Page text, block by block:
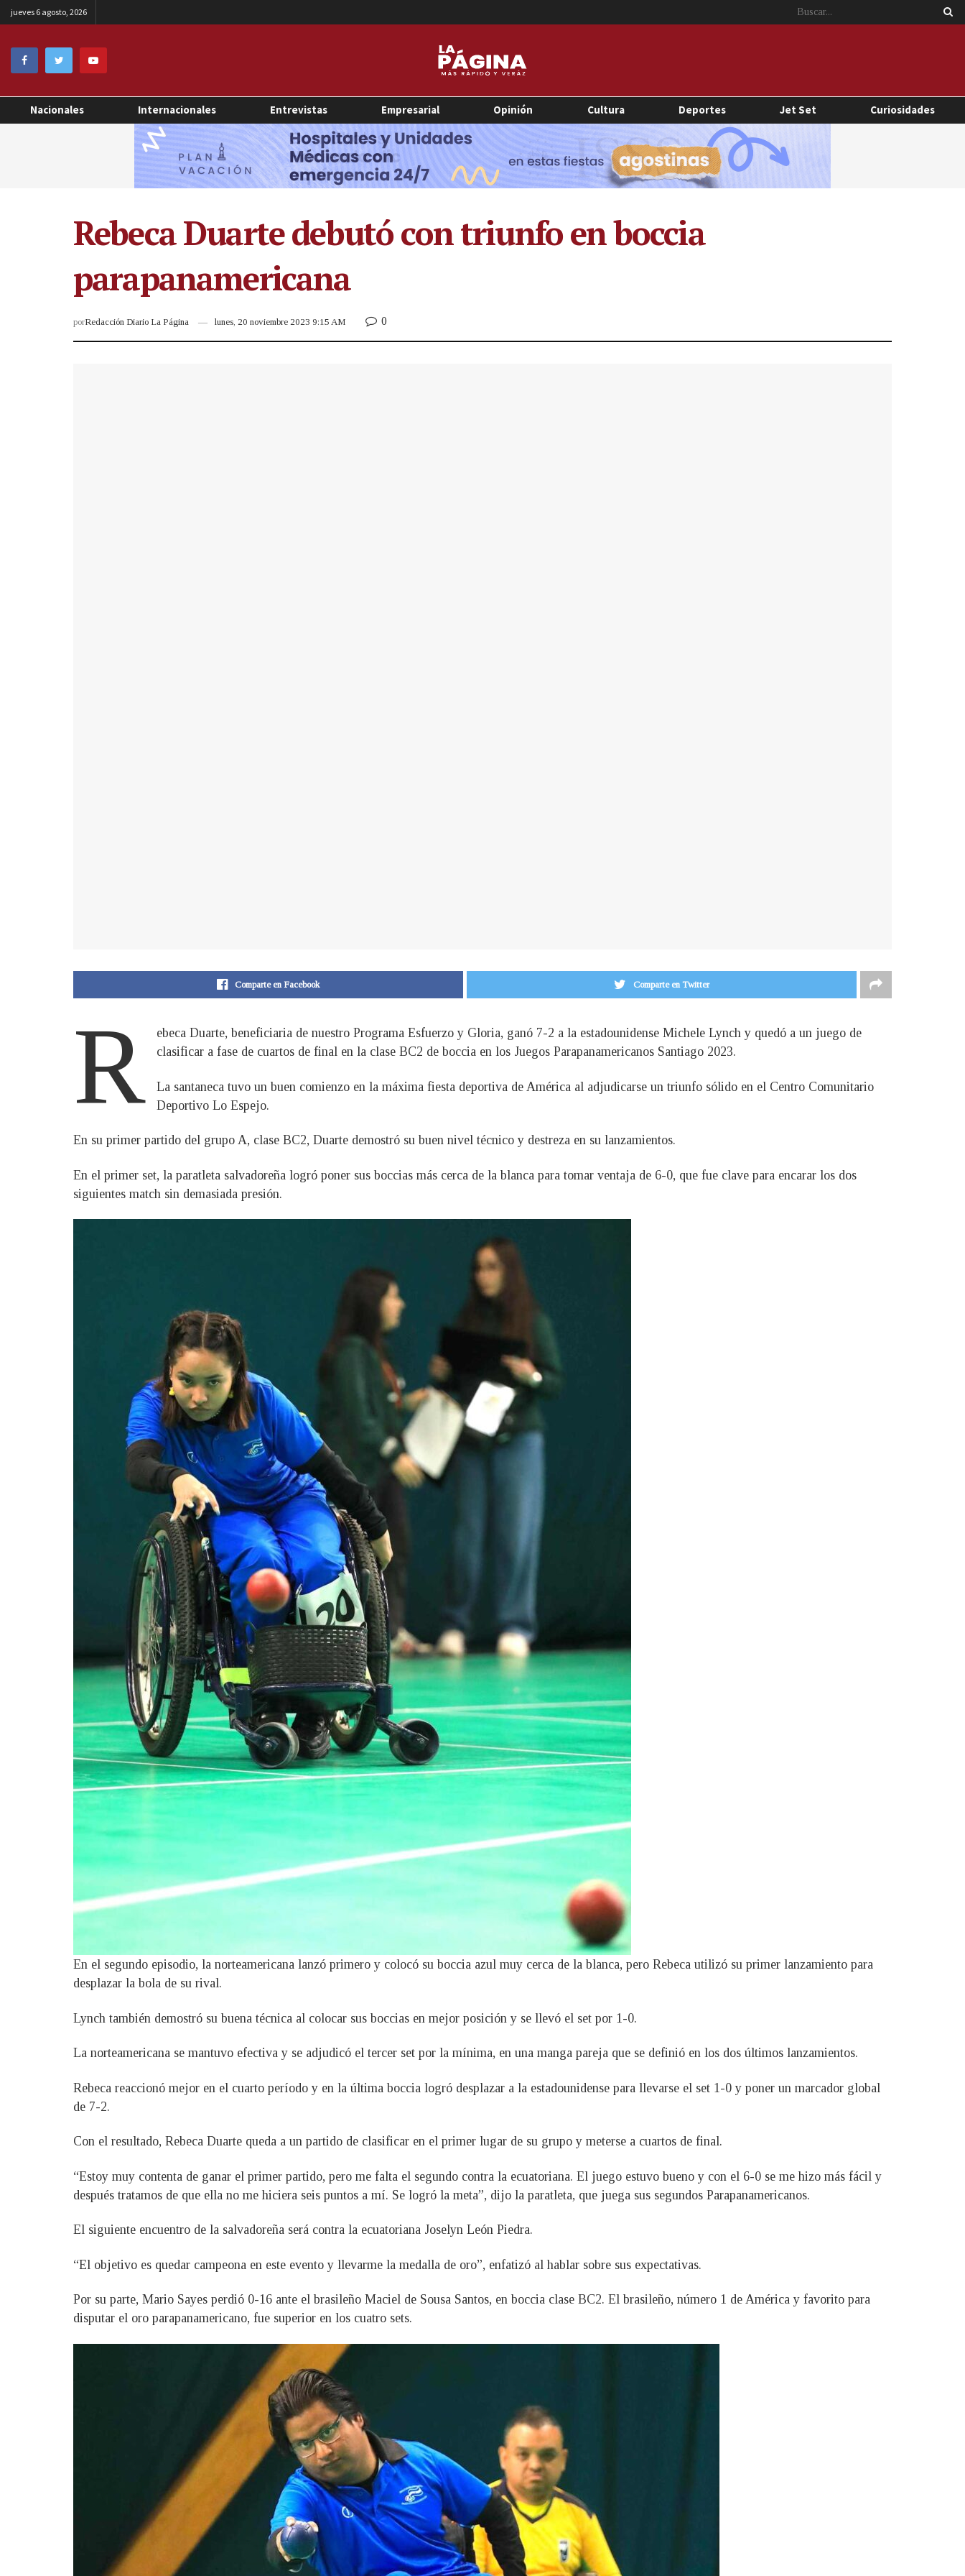
jueves 6 agosto, 2026
Nacionales Internacionales Entrevistas Empresarial Opinión Cultura Deportes Jet Set Curiosidades
Rebeca Duarte debutó con triunfo en boccia
parapanamericana
porRedacción Diario La Página lunes, 20 noviembre 2023 9:15 AM 0
Comparte en Facebook Comparte en Twitter
R
ebeca Duarte, beneficiaria de nuestro Programa Esfuerzo y Gloria, ganó 7-2 a la estadounidense Michele Lynch y quedó a un juego de
clasificar a fase de cuartos de final en la clase BC2 de boccia en los Juegos Parapanamericanos Santiago 2023.
La santaneca tuvo un buen comienzo en la máxima fiesta deportiva de América al adjudicarse un triunfo sólido en el Centro Comunitario
Deportivo Lo Espejo.
En su primer partido del grupo A, clase BC2, Duarte demostró su buen nivel técnico y destreza en su lanzamientos.
En el primer set, la paratleta salvadoreña logró poner sus boccias más cerca de la blanca para tomar ventaja de 6-0, que fue clave para encarar los dos
siguientes match sin demasiada presión.
En el segundo episodio, la norteamericana lanzó primero y colocó su boccia azul muy cerca de la blanca, pero Rebeca utilizó su primer lanzamiento para
desplazar la bola de su rival.
Lynch también demostró su buena técnica al colocar sus boccias en mejor posición y se llevó el set por 1-0.
La norteamericana se mantuvo efectiva y se adjudicó el tercer set por la mínima, en una manga pareja que se definió en los dos últimos lanzamientos.
Rebeca reaccionó mejor en el cuarto período y en la última boccia logró desplazar a la estadounidense para llevarse el set 1-0 y poner un marcador global
de 7-2.
Con el resultado, Rebeca Duarte queda a un partido de clasificar en el primer lugar de su grupo y meterse a cuartos de final.
“Estoy muy contenta de ganar el primer partido, pero me falta el segundo contra la ecuatoriana. El juego estuvo bueno y con el 6-0 se me hizo más fácil y
después tratamos de que ella no me hiciera seis puntos a mí. Se logró la meta”, dijo la paratleta, que juega sus segundos Parapanamericanos.
El siguiente encuentro de la salvadoreña será contra la ecuatoriana Joselyn León Piedra.
“El objetivo es quedar campeona en este evento y llevarme la medalla de oro”, enfatizó al hablar sobre sus expectativas.
Por su parte, Mario Sayes perdió 0-16 ante el brasileño Maciel de Sousa Santos, en boccia clase BC2. El brasileño, número 1 de América y favorito para
disputar el oro parapanamericano, fue superior en los cuatro sets.